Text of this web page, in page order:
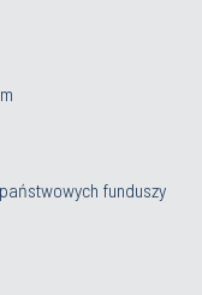
funduszy